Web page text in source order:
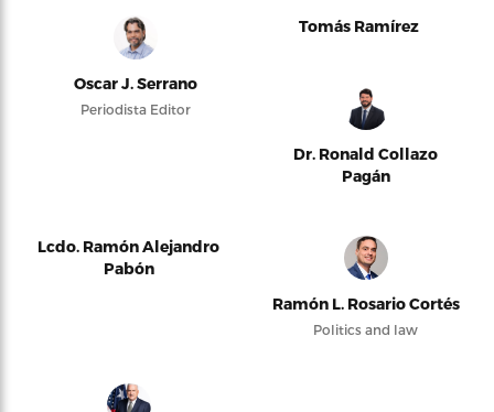
Oscar J. Serrano
Periodista Editor
Tomás Ramírez
Dr. Ronald Collazo
Pagán
Lcdo. Ramón Alejandro
Pabón
Ramón L. Rosario Cortés
Politics and law